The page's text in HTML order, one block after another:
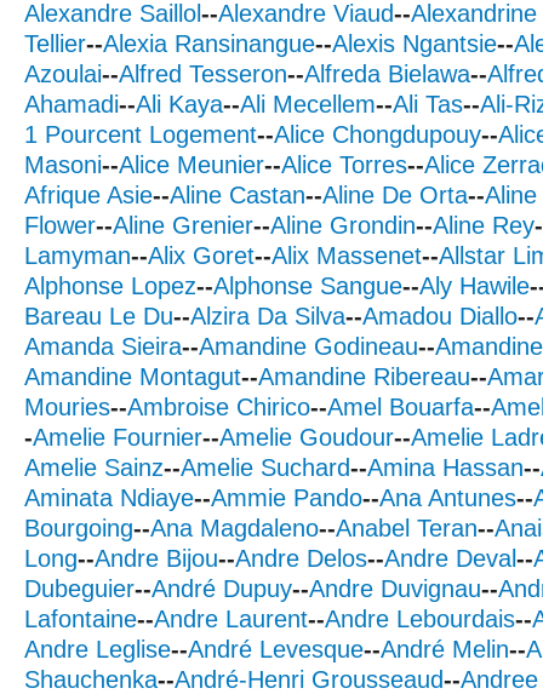
Alexandre Saillol--Alexandre Viaud--Alexandrine
Tellier--Alexia Ransinangue--Alexis Ngantsie--
Azoulai--Alfred Tesseron--Alfreda Bielawa--
Ahamadi--Ali Kaya--Ali Mecellem--Ali Tas--Ali-
1 Pourcent Logement--Alice Chongdupouy--
Masoni--Alice Meunier--Alice Torres--Alice
Afrique Asie--Aline Castan--Aline De Orta--
Flower--Aline Grenier--Aline Grondin--Aline Rey
Lamyman--Alix Goret--Alix Massenet--Allstar
Alphonse Lopez--Alphonse Sangue--Aly Hawile
Bareau Le Du--Alzira Da Silva--Amadou Diallo--
Amanda Sieira--Amandine Godineau--
Amandine Montagut--Amandine Ribereau--
Mouries--Ambroise Chirico--Amel Bouarfa--
-Amelie Fournier--Amelie Goudour--Amelie
Amelie Sainz--Amelie Suchard--Amina Hassan--
Aminata Ndiaye--Ammie Pando--Ana Antunes--
Bourgoing--Ana Magdaleno--Anabel Teran--
Long--Andre Bijou--Andre Delos--Andre Deval--
Dubeguier--André Dupuy--Andre Duvignau--
Lafontaine--Andre Laurent--Andre Lebourdais--
Andre Leglise--André Levesque--André Melin--
Shauchenka--André-Henri Grousseaud--